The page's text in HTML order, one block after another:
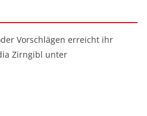
Vorschlägen erreicht ihr
Zirngibl unter